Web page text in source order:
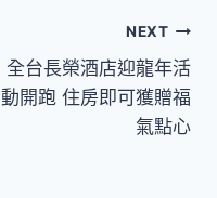
NEXT
全台長榮酒店迎龍年活
動開跑 住房即可獲贈福
氣點心